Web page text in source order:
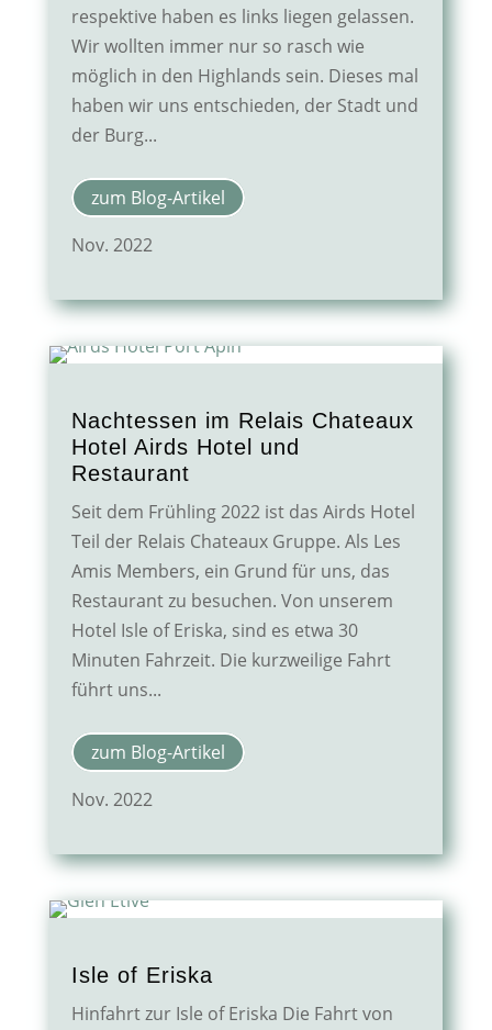
respektive haben es links liegen gelassen.
Wir wollten immer nur so rasch wie
möglich in den Highlands sein. Dieses mal
haben wir uns entschieden, der Stadt und
der Burg...
zum Blog-Artikel
Nov. 2022
Nachtessen im Relais Chateaux
Hotel Airds Hotel und
Restaurant
Seit dem Frühling 2022 ist das Airds Hotel
Teil der Relais Chateaux Gruppe. Als Les
Amis Members, ein Grund für uns, das
Restaurant zu besuchen. Von unserem
Hotel Isle of Eriska, sind es etwa 30
Minuten Fahrzeit. Die kurzweilige Fahrt
führt uns...
zum Blog-Artikel
Nov. 2022
Isle of Eriska
Hinfahrt zur Isle of Eriska Die Fahrt von